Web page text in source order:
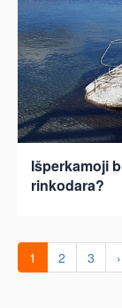
Išperkamoji
rinkodara?
1 2 3 ›